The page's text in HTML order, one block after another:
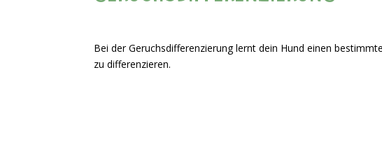
Bei der Geruchsdifferenzierung lernt dein Hund einen
zu differenzieren.